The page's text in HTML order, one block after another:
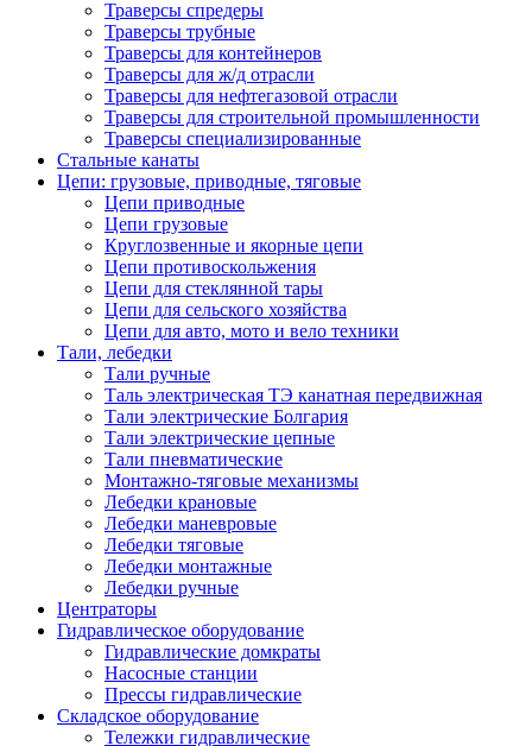
Траверсы спредеры
Траверсы трубные
Траверсы для контейнеров
Траверсы для ж/д отрасли
Траверсы для нефтегазовой отрасли
Траверсы для строительной промышленности
Траверсы специализированные
Стальные канаты
Цепи: грузовые, приводные, тяговые
Цепи приводные
Цепи грузовые
Круглозвенные и якорные цепи
Цепи противоскольжения
Цепи для стеклянной тары
Цепи для сельского хозяйства
Цепи для авто, мото и вело техники
Тали, лебедки
Тали ручные
Таль электрическая ТЭ канатная передвижная
Тали электрические Болгария
Тали электрические цепные
Тали пневматические
Монтажно-тяговые механизмы
Лебедки крановые
Лебедки маневровые
Лебедки тяговые
Лебедки монтажные
Лебедки ручные
Центраторы
Гидравлическое оборудование
Гидравлические домкраты
Насосные станции
Прессы гидравлические
Складское оборудование
Тележки гидравлические